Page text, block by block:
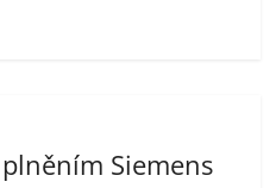
Siemens